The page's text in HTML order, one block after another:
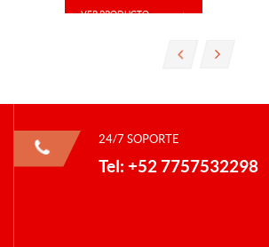
VER PRODUCTO
24/7 SOPORTE
Tel: +52 7757532298